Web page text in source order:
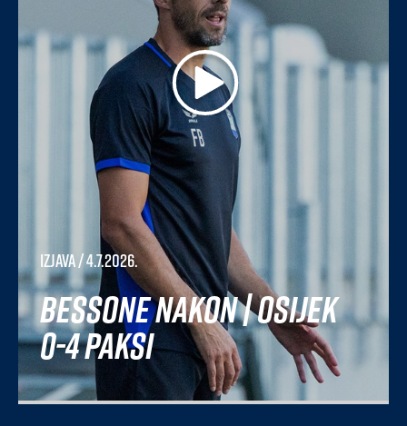
Izjava/ 4.7.2026.
Bessone nakon | Osijek
0-4 Paksi